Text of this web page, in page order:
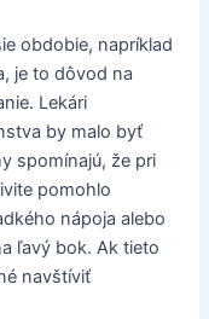
obdobie, napríklad
je to dôvod na
Lekári
by malo byť
spomínajú, že pri
pomohlo
nápoja alebo
ľavý bok. Ak tieto
navštíviť